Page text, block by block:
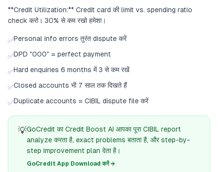
**Credit Utilization:** Credit card की limit vs. spending ratio
check करो। 30% से कम रखो हमेशा।
✅Personal info errors तुरंत dispute करें
✅DPD "000" = perfect payment
✅Hard enquiries 6 months में 3 से कम रखें
✅Closed accounts भी 7 साल तक दिखते हैं
✅Duplicate accounts = CIBIL dispute file करें
💡GoCredit का Credit Boost AI आपका पूरा CIBIL report
analyze करता है, exact problems बताता है, और step-by-
step improvement plan देता है।
GoCredit App Download करें →